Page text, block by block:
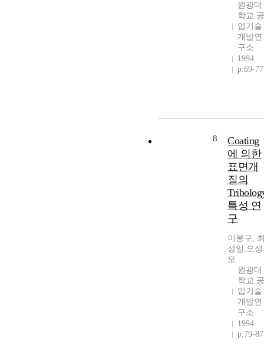
원광대
학교 공
업기술
개발연
구소
1994
p.69-77
8
Coating
에 의한
표면개
질의
특성 연
구
이봉구,
성일,오성
모
원광대
학교 공
업기술
개발연
구소
1994
p.79-87